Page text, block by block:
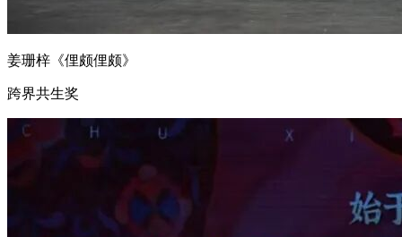
姜珊梓《俚颇俚颇》
跨界共生奖